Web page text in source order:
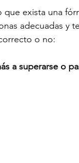
que exista una
adecuadas y
o no:
a superarse o